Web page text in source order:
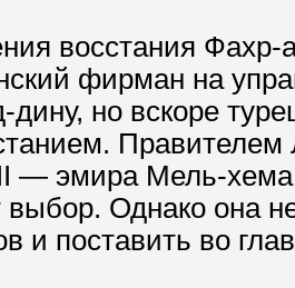
восстания Фахр-
фирман на
но вскоре
— эмира Мель-
выбор. Однако она
и поставить во